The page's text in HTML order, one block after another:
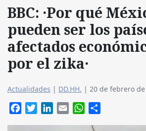
BBC: ·Por qué
pueden ser los
afectados
por el zika·
Actualidades | DD.HH. | 20 de febrero
FacebookTwitterLinkedIn
Email WhatsApp